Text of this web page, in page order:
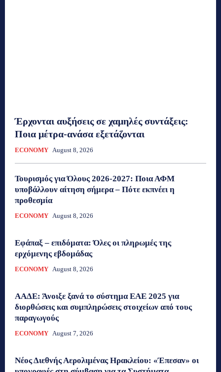
Έρχονται αυξήσεις σε χαμηλές συντάξεις:
Ποια μέτρα-ανάσα εξετάζονται
ECONOMY August 8, 2026
Τουρισμός για Όλους 2026-2027: Ποια ΑΦΜ
υποβάλλουν αίτηση σήμερα – Πότε εκπνέει η
προθεσμία
ECONOMY August 8, 2026
Εφάπαξ – επιδόματα: Όλες οι πληρωμές της
ερχόμενης εβδομάδας
ECONOMY August 8, 2026
ΑΑΔΕ: Άνοιξε ξανά το σύστημα ΕΑΕ 2025 για
διορθώσεις και συμπληρώσεις στοιχείων από τους
παραγωγούς
ECONOMY August 7, 2026
Νέος Διεθνής Αερολιμένας Ηρακλείου: «Έπεσαν» οι